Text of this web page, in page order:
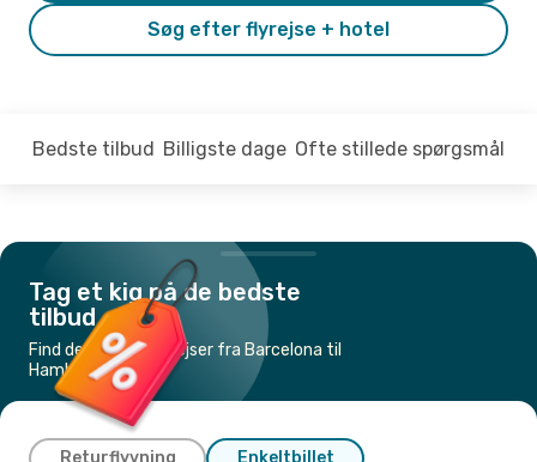
Søg efter flyrejse + hotel
Bedste tilbud Billigste dage Ofte stillede spørgsmål
Tag et kig på de bedste
tilbud
Find de billigste flyrejser fra Barcelona til
Hamborg
Returflyvning Enkeltbillet